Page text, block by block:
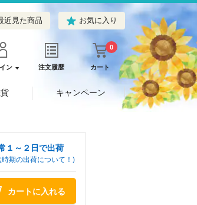
近見た商品 お気に入り
ン 注文履歴 カート
0
キャンペーン
１～２日で出荷
時期の出荷について！)
カートに入れる